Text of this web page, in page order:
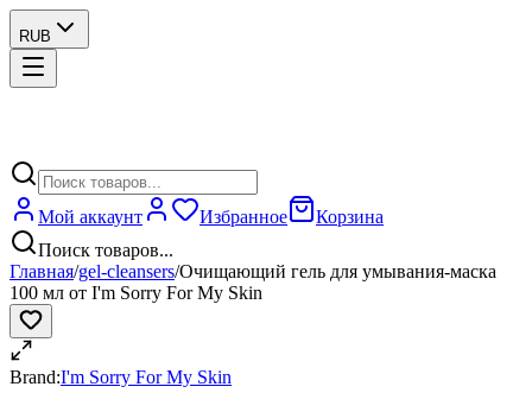
RUB
Мой аккаунт Избранное
Корзина
Поиск товаров...
Главная/gel-cleansers/Очищающий гель для умывания-маска
100 мл от I'm Sorry For My Skin
Brand:I'm Sorry For My Skin